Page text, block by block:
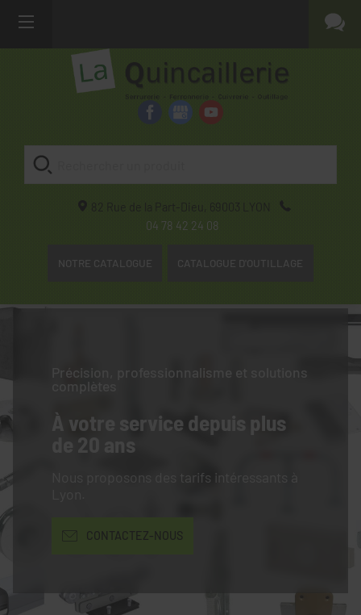
82 Rue de la Part-Dieu, 69003
LYON
04 78 42 24 08
NOTRE CATALOGUE CATALOGUE D'OUTILLAGE
Précision, professionnalisme et solutions
complètes
À votre service depuis plus
de 20 ans
Nous proposons des tarifs intéressants à
CONTACTEZ-NOUS